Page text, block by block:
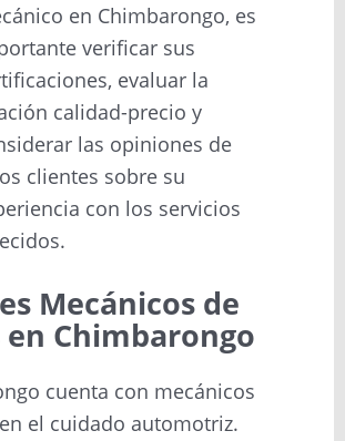
en Chimbarongo, es
verificar sus
evaluar la
calidad-precio y
las opiniones de
clientes sobre su
con los servicios
Mecánicos de
Chimbarongo
cuenta con mecánicos
el cuidado automotriz.